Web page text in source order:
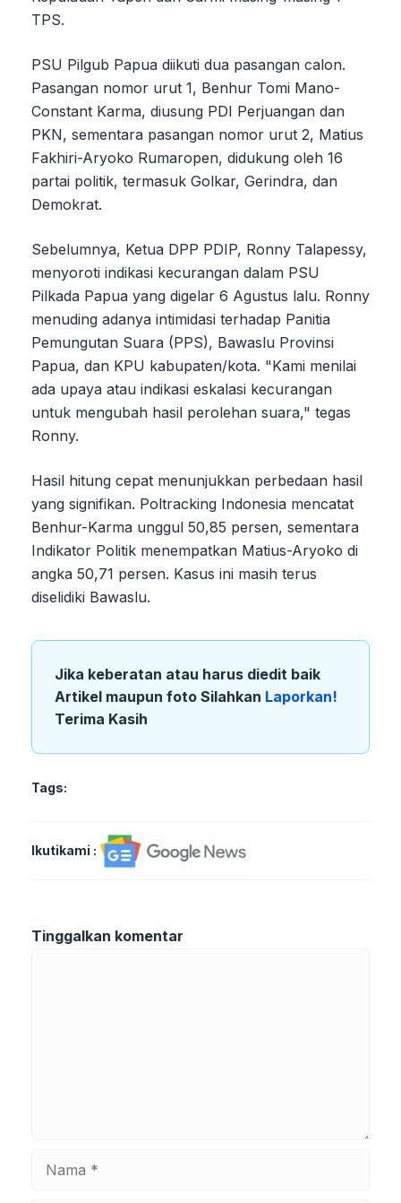
TPS.
PSU Pilgub Papua diikuti dua pasangan calon.
Pasangan nomor urut 1, Benhur Tomi Mano-
Constant Karma, diusung PDI Perjuangan dan
PKN, sementara pasangan nomor urut 2, Matius
Fakhiri-Aryoko Rumaropen, didukung oleh 16
partai politik, termasuk Golkar, Gerindra, dan
Demokrat.
Sebelumnya, Ketua DPP PDIP, Ronny Talapessy,
menyoroti indikasi kecurangan dalam PSU
Pilkada Papua yang digelar 6 Agustus lalu. Ronny
menuding adanya intimidasi terhadap Panitia
Pemungutan Suara (PPS), Bawaslu Provinsi
Papua, dan KPU kabupaten/kota. "Kami menilai
ada upaya atau indikasi eskalasi kecurangan
untuk mengubah hasil perolehan suara," tegas
Ronny.
Hasil hitung cepat menunjukkan perbedaan hasil
yang signifikan. Poltracking Indonesia mencatat
Benhur-Karma unggul 50,85 persen, sementara
Indikator Politik menempatkan Matius-Aryoko di
angka 50,71 persen. Kasus ini masih terus
diselidiki Bawaslu.
Jika keberatan atau harus diedit baik
Artikel maupun foto Silahkan Laporkan!
Terima Kasih
Tags:
Ikutikami :
Tinggalkan komentar